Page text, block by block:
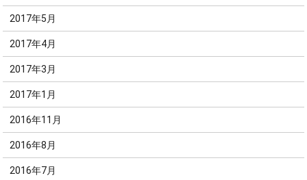
2017年5月
2017年4月
2017年3月
2017年1月
2016年11月
2016年8月
2016年7月